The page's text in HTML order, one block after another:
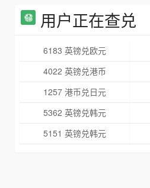
用户正在查兑
6183 英镑兑欧元
4022 英镑兑港币
1257 港币兑日元
5362 英镑兑韩元
5151 英镑兑韩元